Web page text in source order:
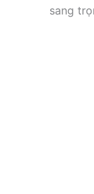
sang